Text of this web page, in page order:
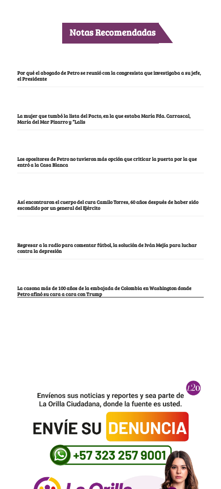
Notas Recomendadas
Por qué el abogado de Petro se reunió con la congresista que investigaba a su jefe,
el Presidente
La mujer que tumbó la lista del Pacto, en la que estaba María Fda. Carrascal,
María del Mar Pizarro y “Lalis
Los opositores de Petro no tuvieron más opción que criticar la puerta por la que
entró a la Casa Blanca
Así encontraron el cuerpo del cura Camilo Torres, 60 años después de haber sido
escondido por un general del Ejército
Regresar a la radio para comentar fútbol, la solución de Iván Mejía para luchar
contra la depresión
La casona más de 100 años de la embajada de Colombia en Washington donde
Petro afinó su cara a cara con Trump